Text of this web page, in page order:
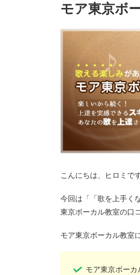
モア東京ボ
こんにちは、ヒロミです
今回は「「歌を上手く
東京ボーカル教室の口
モア東京ボーカル教室
モア東京ボーカ